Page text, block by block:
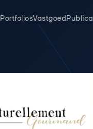
PortfoliosVastgoed